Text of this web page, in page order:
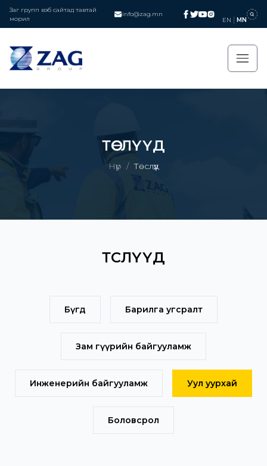
Заг групп вэб сайтад тавтай
морил
info@zag.mn
EN MN
ТӨСЛҮҮД
Нүүр / Төслүүд
ТӨСЛҮҮД
Бүгд Барилга угсралт
Зам гүүрийн байгууламж
Инженерийн байгууламж Уул уурхай
Боловсрол